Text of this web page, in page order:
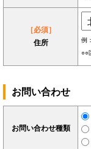
［必須］
住所
例
○○
お問い合わせ
お問い合わせ種類